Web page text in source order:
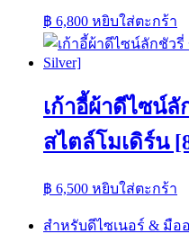
฿ 6,800 หยิบใส่ตะกร้า
เก้าอี้ผ้าดีไซน์
สไตล์โมเดิร์น
฿ 6,500 หยิบใส่ตะกร้า
สำหรับดีไซเนอร์ & มือ